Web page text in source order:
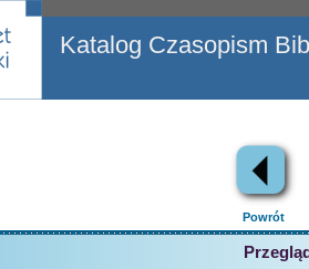
Katalog Czasopism
Powrót